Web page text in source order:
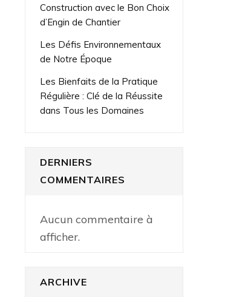
Construction avec le Bon Choix
d’Engin de Chantier
Les Défis Environnementaux
de Notre Époque
Les Bienfaits de la Pratique
Régulière : Clé de la Réussite
dans Tous les Domaines
DERNIERS
COMMENTAIRES
Aucun commentaire à
afficher.
ARCHIVE